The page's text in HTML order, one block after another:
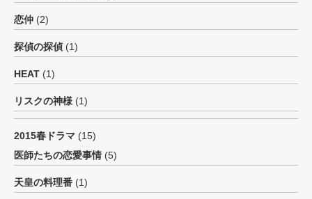
恋仲 (2)
探偵の探偵 (1)
HEAT (1)
リスクの神様 (1)
2015春ドラマ (15)
医師たちの恋愛事情 (5)
天皇の料理番 (1)